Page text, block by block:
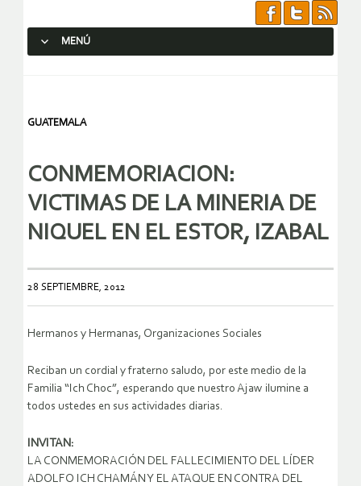
MENÚ
GUATEMALA
CONMEMORIACION:
VICTIMAS DE LA MINERIA DE
NIQUEL EN EL ESTOR, IZABAL
28 SEPTIEMBRE, 2012
Hermanos y Hermanas, Organizaciones Sociales
Reciban un cordial y fraterno saludo, por este medio de la
Familia “Ich Choc”, esperando que nuestro Ajaw ilumine a
todos ustedes en sus actividades diarias.
INVITAN:
LA CONMEMORACIÓN DEL FALLECIMIENTO DEL LÍDER
ADOLFO ICH CHAMÁN Y EL ATAQUE EN CONTRA DEL